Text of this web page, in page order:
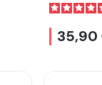
35,90